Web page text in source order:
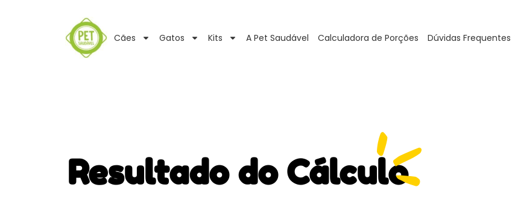
Cães Gatos Kits A Pet Saudável Calculadora de Porções Dúvidas Frequentes
Resultado do Cálculo